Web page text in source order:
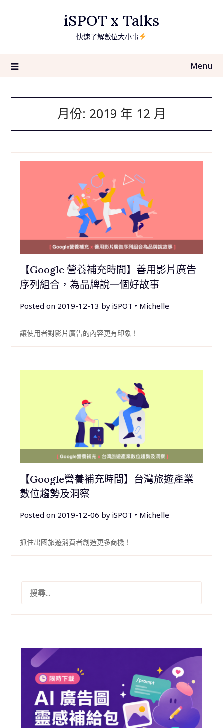
iSPOT x Talks
快速了解數位大小事
Menu
月份: 2019 年 12 月
【Google 營養補充時間】善用影片廣告
序列組合，為品牌說一個好故事
Posted on 2019-12-13 by iSPOT ▫︎ Michelle
讓使用者對影片廣告的內容更有印象！
【Google營養補充時間】台灣旅遊產業
數位趨勢及洞察
Posted on 2019-12-06 by iSPOT ▫︎ Michelle
抓住出國旅遊消費者創造更多商機！